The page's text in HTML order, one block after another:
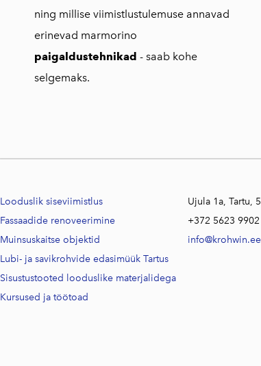
ning millise viimistlustulemuse annavad
erinevad marmorino
paigaldustehnikad - saab kohe
selgemaks.
Looduslik siseviimistlus
Fassaadide renoveerimine
Muinsuskaitse objektid
Lubi- ja savikrohvide edasimüük Tartus
Sisustustooted looduslike materjalidega
Kursused ja töötoad
Ujula 1a, Tartu,
+372 5623 9902
info@krohwin.ee